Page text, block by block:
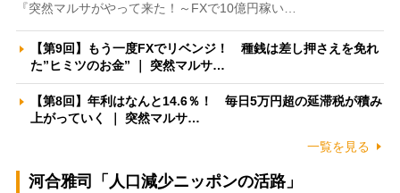
『突然マルサがやって来た！～FXで10億円稼い…
【第9回】もう一度FXでリベンジ！ 種銭は差し押さえを免れ
た”ヒミツのお金” ｜ 突然マルサ…
【第8回】年利はなんと14.6％！ 毎日5万円超の延滞税が積み
上がっていく ｜ 突然マルサ…
一覧を見る
河合雅司「人口減少ニッポンの活路」